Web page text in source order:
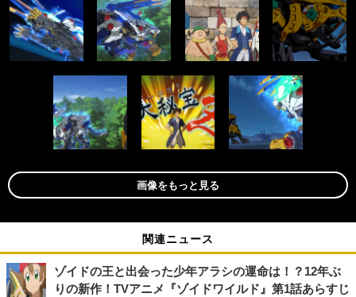
画像をもっと見る
関連ニュース
ゾイドの王と出会った少年アラシの運命は！？12年ぶ
りの新作！TVアニメ『ゾイドワイルド』第1話あらすじ